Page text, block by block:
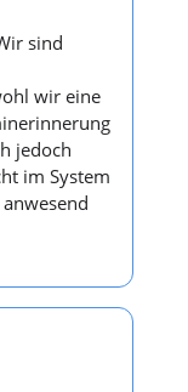
sind
wir eine
jedoch
im System